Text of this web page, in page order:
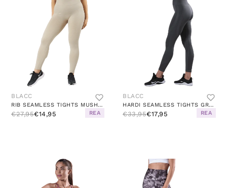
BLACC
RIB SEAMLESS TIGHTS MUSHROOM
€27,95€14,95 REA
BLACC
HARDI SEAMLESS TIGHTS GREEN
€33,95€17,95 REA